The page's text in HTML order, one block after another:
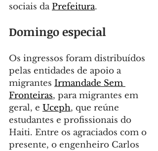
sociais da Prefeitura.
Domingo especial
Os ingressos foram distribuídos
pelas entidades de apoio a
migrantes Irmandade Sem
Fronteiras, para migrantes em
geral, e Uceph, que reúne
estudantes e profissionais do
Haiti. Entre os agraciados com o
presente, o engenheiro Carlos